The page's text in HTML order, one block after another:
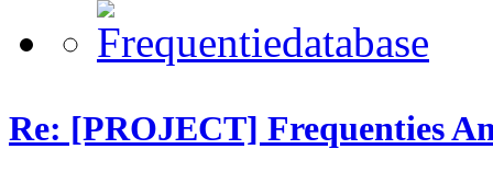
Re: [PROJECT] Frequenties